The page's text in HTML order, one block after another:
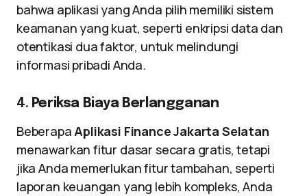
bahwa aplikasi yang Anda pilih memiliki sistem
keamanan yang kuat, seperti enkripsi data dan
otentikasi dua faktor, untuk melindungi
informasi pribadi Anda.
4. Periksa Biaya Berlangganan
BeberapaAplikasi Finance Jakarta Selatan
menawarkan fitur dasar secara gratis, tetapi
jika Anda memerlukan fitur tambahan, seperti
laporan keuangan yang lebih kompleks, Anda